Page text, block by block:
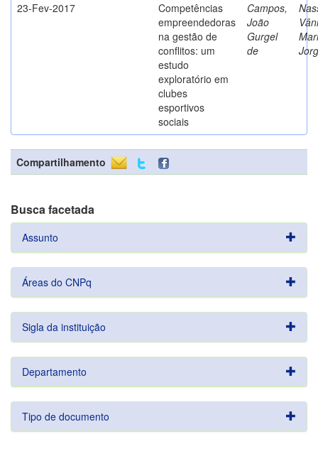
23-Fev-2017
Competências
empreendedoras
na gestão de
conflitos: um
estudo
exploratório em
clubes
esportivos
sociais
Campos,
João
Gurgel
de
Compartilhamento
Busca facetada
Assunto
Áreas do CNPq
Sigla da instituição
Departamento
Tipo de documento